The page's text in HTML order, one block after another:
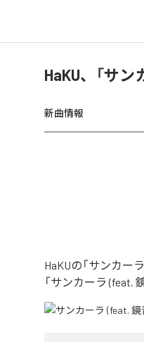
HaKU、「サ
新曲情報
HaKUの「サンカー
「サンカーラ (feat.